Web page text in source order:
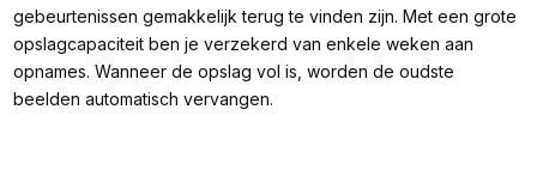
gebeurtenissen gemakkelijk terug te vinden zijn. Met een grote
opslagcapaciteit ben je verzekerd van enkele weken aan
opnames. Wanneer de opslag vol is, worden de oudste
beelden automatisch vervangen.